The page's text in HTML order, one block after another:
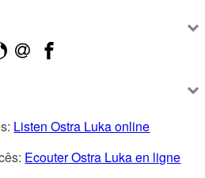
Listen Ostra Luka online
Ecouter Ostra Luka en ligne